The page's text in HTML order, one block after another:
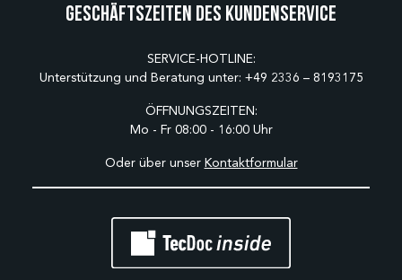
Geschäftszeiten des Kundenservice
SERVICE-HOTLINE:
Unterstützung und Beratung unter: +49 2336 – 8193175
ÖFFNUNGSZEITEN:
Mo - Fr 08:00 - 16:00 Uhr
Oder über unser Kontaktformular